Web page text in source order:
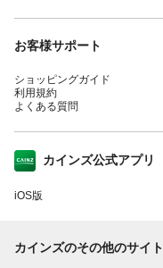
お客様サポート
ショッピングガイド
利用規約
よくある質問
カインズ公式アプリ
iOS版
カインズのその他のサイト